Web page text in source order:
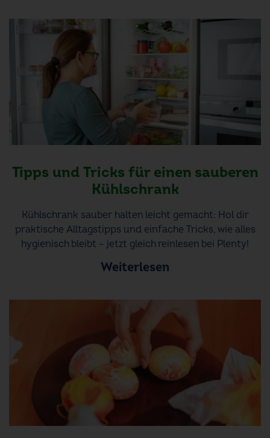
Tipps und Tricks für einen sauberen
Kühlschrank
Kühlschrank sauber halten leicht gemacht: Hol dir
praktische Alltagstipps und einfache Tricks, wie alles
hygienisch bleibt – jetzt gleich reinlesen bei Plenty!
Weiterlesen